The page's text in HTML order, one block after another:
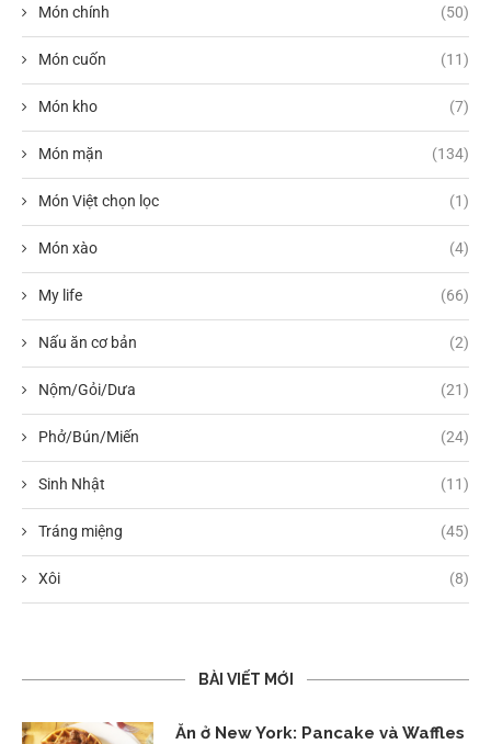
Món chính (50)
Món cuốn (11)
Món kho (7)
Món mặn (134)
Món Việt chọn lọc (1)
Món xào (4)
My life (66)
Nấu ăn cơ bản (2)
Nộm/Gỏi/Dưa (21)
Phở/Bún/Miến (24)
Sinh Nhật (11)
Tráng miệng (45)
Xôi (8)
BÀI VIẾT MỚI
Ăn ở New York: Pancake và Waffles